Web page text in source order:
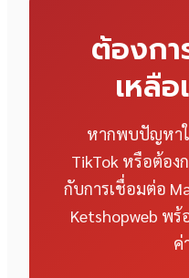
ต้องกา
เหลื
หากพบปัญหาใ
TikTok หรือต้อง
กับการเชื่อมต่อ
Ketshopweb พ
ค่